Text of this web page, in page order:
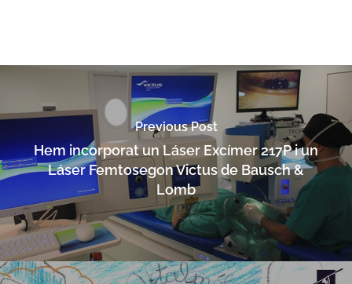
Previous Post
Hem incorporat un Láser Excímer 217P i un
Láser Femtosegon Victus de Bausch &
Lomb